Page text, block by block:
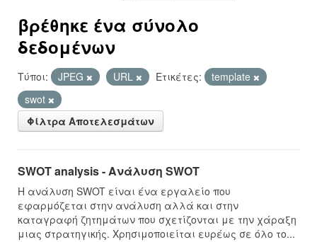
βρέθηκε ένα σύνολο
δεδομένων
Τύποι: JPEG URL Ετικέτες:
template
swot
Φίλτρα Αποτελεσμάτων
SWOT analysis - Ανάλυση SWOT
Η ανάλυση SWOT είναι ένα εργαλείο που
εφαρμόζεται στην ανάλυση αλλά και στην
καταγραφή ζητημάτων που σχετίζονται με την χάραξη
μιας στρατηγικής. Χρησιμοποιείται ευρέως σε όλο το...